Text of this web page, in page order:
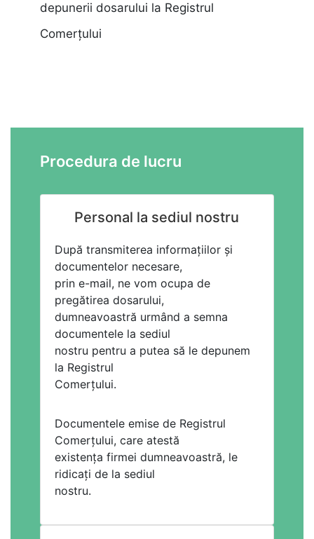
depunerii dosarului la Registrul
Comerțului
Procedura de lucru
Personal la sediul nostru
După transmiterea informațiilor și
documentelor necesare,
prin e-mail, ne vom ocupa de
pregătirea dosarului,
dumneavoastră urmând a semna
documentele la sediul
nostru pentru a putea să le depunem
la Registrul
Comerțului.
Documentele emise de Registrul
Comerțului, care atestă
existența firmei dumneavoastră, le
ridicați de la sediul
nostru.